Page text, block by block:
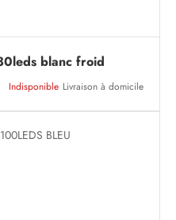
blanc froid
Indisponible Livraison à domicile